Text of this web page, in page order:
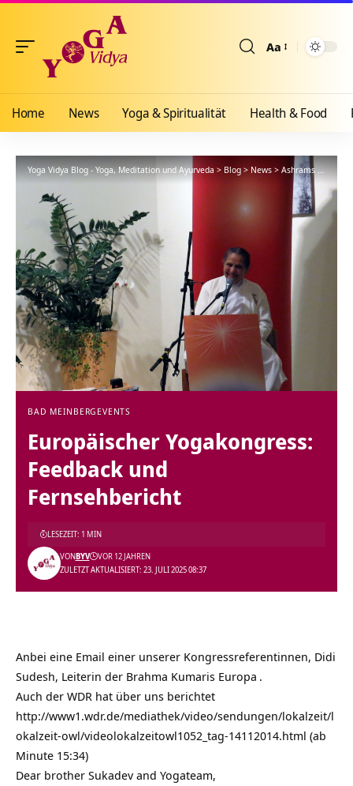
Aa
Home News Yoga & Spiritualität Health & Food
Yoga Vidya Blog - Yoga, Meditation und Ayurveda > Blog > News > Ashrams> Bad
BAD MEINBERG EVENTS
Europäischer Yogakongress:
Feedback und
Fernsehbericht
ZULETZT AKTUALISIERT: 23. JULI 2025 08:37
VONBYV VOR 12 JAHREN
LESEZEIT: 1 MIN
Anbei eine Email einer unserer Kongressreferentinnen, Didi
Sudesh, Leiterin der Brahma Kumaris Europa .
Auch der WDR hat über uns berichtet
http://www1.wdr.de/mediathek/video/sendungen/lokalzeit/l
okalzeit-owl/videolokalzeitowl1052_tag-14112014.html (ab
Minute 15:34)
Dear brother Sukadev and Yogateam,